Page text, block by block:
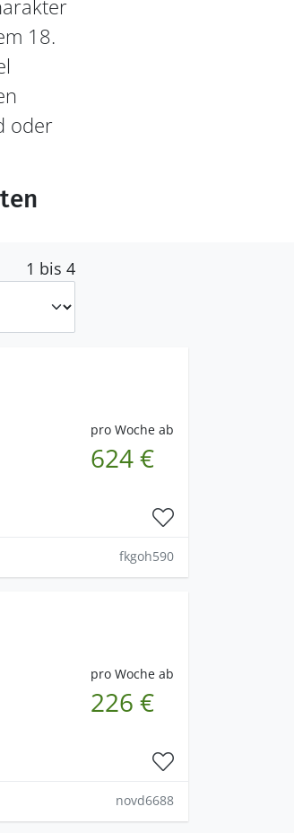
18.
oder
1 bis 4
pro Woche ab
624 €
fkgoh590
pro Woche ab
226 €
novd6688